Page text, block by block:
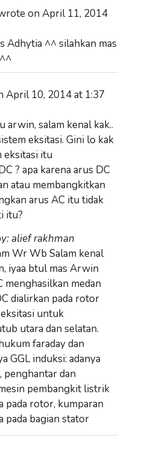
on April 11, 2014
Adhytia ^^ silahkan mas
April 10, 2014at 1:37
arwin, salam kenal kak..
eksitasi. Gini lo kak
eksitasi itu
? apa karena arus DC
atau membangkitkan
arus AC itu tidak
itu?
alief rakhman
Wr Wb Salam kenal
iyaa btul mas Arwin
menghasilkan medan
dialirkan pada rotor
untuk
utara dan selatan.
faraday dan
GGL induksi: adanya
penghantar dan
pembangkit listrik
pada rotor, kumparan
pada bagian stator